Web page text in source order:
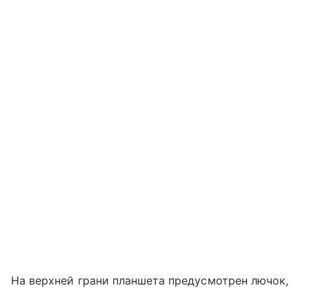
На верхней грани планшета предусмотрен лючок,